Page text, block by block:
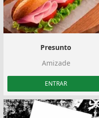
Presunto
Amizade
ENTRAR